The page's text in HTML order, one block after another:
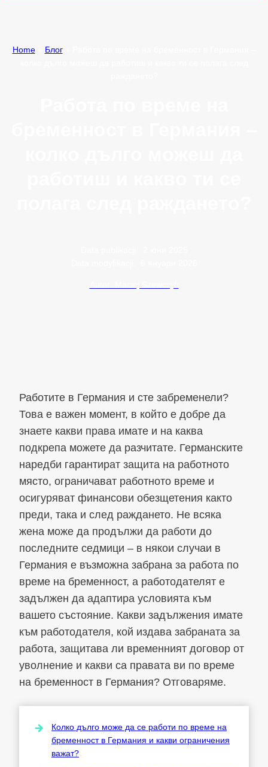
Home» Блог»
Работите в Германия и сте забременели?
Това е важен момент, в който е добре да
знаете какви права имате и на каква
подкрепа можете да разчитате. Германските
наредби гарантират защита на работното
място, ограничават работното време и
осигуряват финансови обезщетения както
преди, така и след раждането. Не всяка
жена може да продължи да работи до
последните седмици – в някои случаи в
Германия е възможна забрана за работа по
време на бременност, а работодателят е
задължен да адаптира условията към
вашето състояние. Какви задължения имате
към работодателя, кой издава забраната за
работа, защитава ли временният договор от
уволнение и какви са правата ви по време
на бременност в Германия? Отговаряме.
Колко дълго може да се работи по време на
бременност в Германия и какви ограничения
важат?